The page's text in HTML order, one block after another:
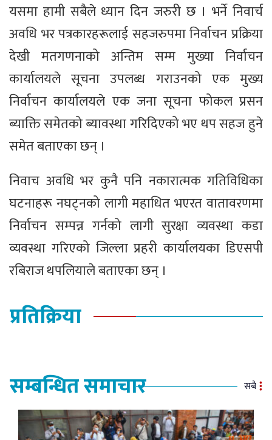
यसमा हामी सबैले ध्यान दिन जरुरी छ । भर्ने निवार्च
अवधि भर पत्रकारहरूलाई सहजरुपमा निर्वाचन प्रक्रिया
देखी मतगणनाको अन्तिम सम्म मुख्या निर्वाचन
कार्यालयले सूचना उपलब्ध गराउनको एक मुख्य
निर्वाचन कार्यालयले एक जना सूचना फोकल प्रसन
ब्याक्ति समेतको ब्यावस्था गरिदिएको भए थप सहज हुने
समेत बताएका छन् ।
निवाच अवधि भर कुनै पनि नकारात्मक गतिविधिका
घटनाहरू नघट्नको लागी महाधित भएरत वातावरणमा
निर्वाचन सम्पन्न गर्नको लागी सुरक्षा व्यवस्था कडा
व्यवस्था गरिएको जिल्ला प्रहरी कार्यालयका डिएसपी
रबिराज थपलियाले बताएका छन् ।
प्रतिक्रिया
सम्बन्धित समाचार सबै